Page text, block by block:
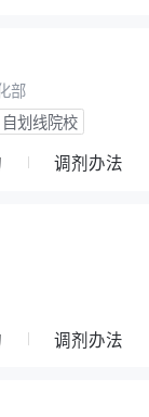
部
自划线院校
调剂办法
调剂办法